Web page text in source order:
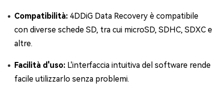
Compatibilità: 4DDiG Data Recovery è compatibile
con diverse schede SD, tra cui microSD, SDHC, SDXC e
altre.
Facilità d'uso: L'interfaccia intuitiva del software rende
facile utilizzarlo senza problemi.